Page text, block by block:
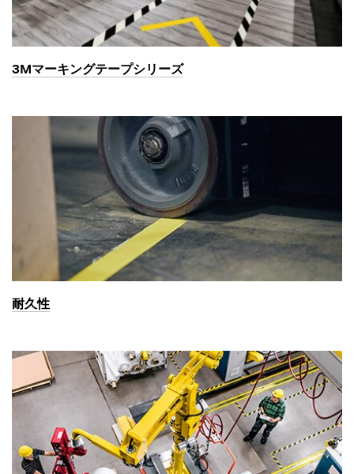
3Mマーキングテープシリーズ
耐久性